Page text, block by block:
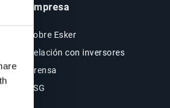
Empresa
Sobre Esker
Relación con inversores
Prensa
ESG